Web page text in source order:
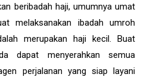
beribadah haji, umumnya umat
melaksanakan ibadah umroh
merupakan haji kecil. Buat
dapat menyerahkan semua
perjalanan yang siap layani